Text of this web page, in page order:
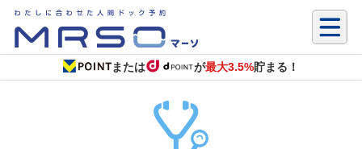
または が最大3.5%貯まる！